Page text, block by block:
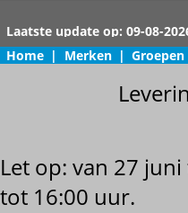
Home | Merken | Groepen
Let op: van 27
tot 16:00 uur.